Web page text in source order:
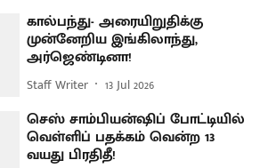
கால்பந்து- அரையிறுதிக்கு
முன்னேறிய இங்கிலாந்து,
அர்ஜெண்டினா!
Staff Writer 13 Jul 2026
செஸ் சாம்பியன்ஷிப் போட்டியில்
வெள்ளிப் பதக்கம் வென்ற 13
வயது பிரதிதீ!